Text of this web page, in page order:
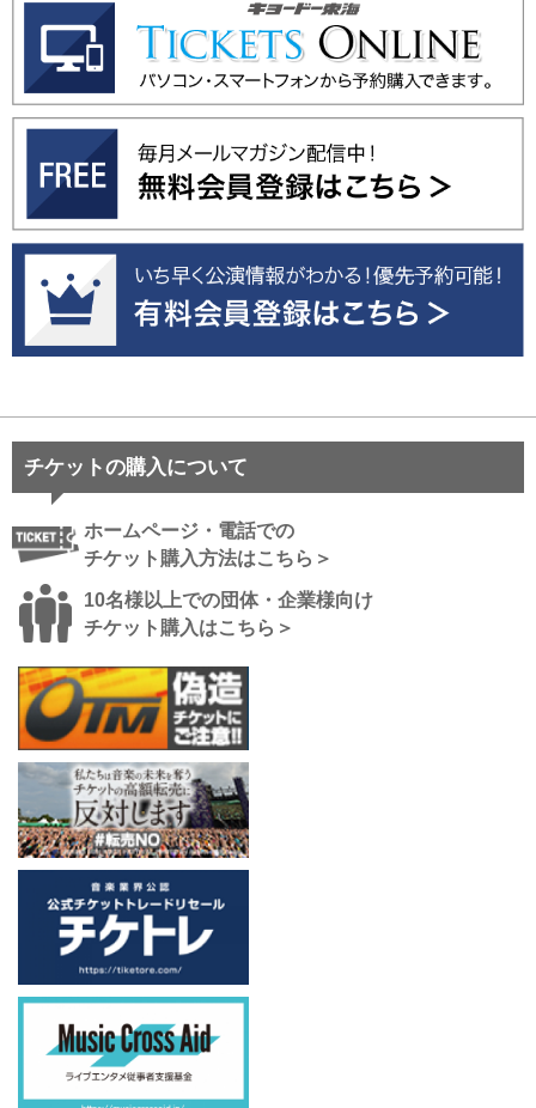
チケットの購入について
ホームページ・電話での
チケット購入方法はこちら＞
10名様以上での団体・企業様向け
チケット購入はこちら＞